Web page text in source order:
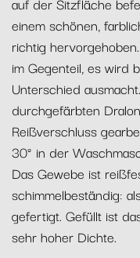
einem schönen,
richtig
im Gegenteil, es wird
Unterschied
durchgefärbten
Reißverschluss
30° in der
Das Gewebe ist
schimmelbeständig:
gefertigt. Gefüllt ist
sehr hoher Dichte.